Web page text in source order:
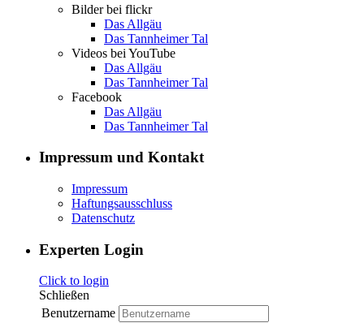
Bilder bei flickr
Das Allgäu
Das Tannheimer Tal
Videos bei YouTube
Das Allgäu
Das Tannheimer Tal
Facebook
Das Allgäu
Das Tannheimer Tal
Impressum und Kontakt
Impressum
Haftungsausschluss
Datenschutz
Experten Login
Click to login
Schließen
Benutzername